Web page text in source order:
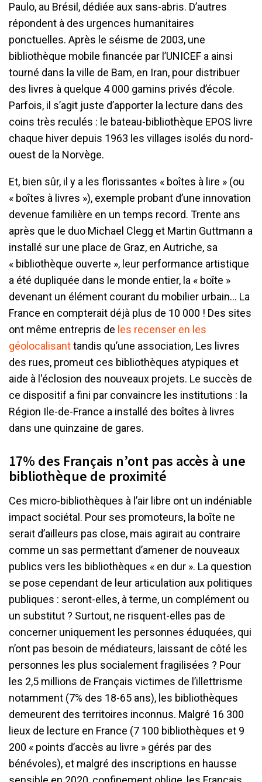
Paulo, au Brésil, dédiée aux sans-abris. D’autres
répondent à des urgences humanitaires
ponctuelles. Après le séisme de 2003, une
bibliothèque mobile financée par l’UNICEF a ainsi
tourné dans la ville de Bam, en Iran, pour distribuer
des livres à quelque 4 000 gamins privés d’école.
Parfois, il s’agit juste d’apporter la lecture dans des
coins très reculés : le bateau-bibliothèque EPOS livre
chaque hiver depuis 1963 les villages isolés du nord-
ouest de la Norvège.
Et, bien sûr, il y a les florissantes « boîtes à lire » (ou
« boîtes à livres »), exemple probant d’une innovation
devenue familière en un temps record. Trente ans
après que le duo Michael Clegg et Martin Guttmann a
installé sur une place de Graz, en Autriche, sa
« bibliothèque ouverte », leur performance artistique
a été dupliquée dans le monde entier, la « boîte »
devenant un élément courant du mobilier urbain… La
France en compterait déjà plus de 10 000 ! Des sites
ont même entrepris de les recenser en les
géolocalisanttandis qu’une association, Les livres
des rues, promeut ces bibliothèques atypiques et
aide à l'éclosion des nouveaux projets. Le succès de
ce dispositif a fini par convaincre les institutions : la
Région Ile-de-France a installé des boîtes à livres
dans une quinzaine de gares.
17% des Français n’ont pas accès à une
bibliothèque de proximité
Ces micro-bibliothèques à l’air libre ont un indéniable
impact sociétal. Pour ses promoteurs, la boîte ne
serait d’ailleurs pas close, mais agirait au contraire
comme un sas permettant d’amener de nouveaux
publics vers les bibliothèques « en dur ». La question
se pose cependant de leur articulation aux politiques
publiques : seront-elles, à terme, un complément ou
un substitut ? Surtout, ne risquent-elles pas de
concerner uniquement les personnes éduquées, qui
n’ont pas besoin de médiateurs, laissant de côté les
personnes les plus socialement fragilisées ? Pour
les 2,5 millions de Français victimes de l’illettrisme
notamment (7% des 18-65 ans), les bibliothèques
demeurent des territoires inconnus. Malgré 16 300
lieux de lecture en France (7 100 bibliothèques et 9
200 « points d’accès au livre » gérés par des
bénévoles), et malgré des inscriptions en hausse